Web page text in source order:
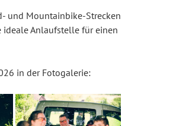
und Mountainbike-Strecken
Anlaufstelle für einen
in der Fotogalerie: